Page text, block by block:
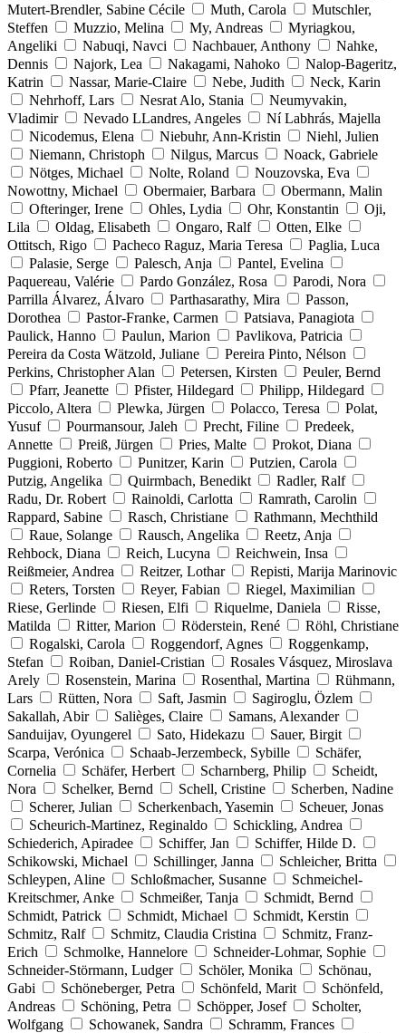
Mutert-Brendler, Sabine Cécile
Muth, Carola
Mutschler,
Steffen
Muzzio, Melina My, Andreas
Myriagkou,
Angeliki
Nabuqi, Navci Nachbauer, Anthony
Nahke,
Dennis
Najork, Lea Nakagami, Nahoko
Nalop-Bageritz,
Katrin
Nassar, Marie-Claire Nebe, Judith
Neck, Karin
Nehrhoff, Lars
Nesrat Alo, Stania
Neumyvakin,
Vladimir
Nevado LLandres, Angeles
Ní Labhrás, Majella
Nicodemus, Elena
Niebuhr, Ann-Kristin
Niehl, Julien
Niemann, Christoph
Nilgus, Marcus
Noack, Gabriele
Nötges, Michael
Nolte, Roland
Nouzovska, Eva
Nowottny, Michael
Obermaier, Barbara
Obermann, Malin
Ofteringer, Irene
Ohles, Lydia Ohr, Konstantin
Oji,
Lila
Oldag, Elisabeth Ongaro, Ralf
Otten, Elke
Ottitsch, Rigo
Pacheco Raguz, Maria Teresa
Paglia, Luca
Palasie, Serge
Palesch, Anja
Pantel, Evelina
Paquereau, Valérie
Pardo González, Rosa
Parodi, Nora
Parrilla Álvarez, Álvaro
Parthasarathy, Mira
Passon,
Dorothea
Pastor-Franke, Carmen
Patsiava, Panagiota
Paulick, Hanno
Paulun, Marion
Pavlikova, Patricia
Pereira da Costa Wätzold, Juliane
Pereira Pinto, Nélson
Perkins, Christopher Alan
Petersen, Kirsten
Peuler, Bernd
Pfarr, Jeanette
Pfister, Hildegard
Philipp, Hildegard
Piccolo, Altera
Plewka, Jürgen Polacco, Teresa
Polat,
Yusuf
Pourmansour, Jaleh Precht, Filine
Predeek,
Annette
Preiß, Jürgen Pries, Malte
Prokot, Diana
Puggioni, Roberto
Punitzer, Karin
Putzien, Carola
Putzig, Angelika
Quirmbach, Benedikt
Radler, Ralf
Radu, Dr. Robert
Rainoldi, Carlotta
Ramrath, Carolin
Rappard, Sabine
Rasch, Christiane
Rathmann, Mechthild
Raue, Solange
Rausch, Angelika
Reetz, Anja
Rehbock, Diana
Reich, Lucyna
Reichwein, Insa
Reißmeier, Andrea
Reitzer, Lothar
Repisti, Marija Marinovic
Reters, Torsten
Reyer, Fabian
Riegel, Maximilian
Riese, Gerlinde
Riesen, Elfi Riquelme, Daniela
Risse,
Matilda
Ritter, Marion Röderstein, René
Röhl, Christiane
Rogalski, Carola
Roggendorf, Agnes
Roggenkamp,
Stefan
Roiban, Daniel-Cristian
Rosales Vásquez, Miroslava
Arely
Rosenstein, Marina Rosenthal, Martina
Rühmann,
Lars
Rütten, Nora Saft, Jasmin
Sagiroglu, Özlem
Sakallah, Abir
Salièges, Claire
Samans, Alexander
Sanduijav, Oyungerel
Sato, Hidekazu
Sauer, Birgit
Scarpa, Verónica
Schaab-Jerzembeck, Sybille
Schäfer,
Cornelia
Schäfer, Herbert Scharnberg, Philip
Scheidt,
Nora
Schelker, Bernd Schell, Cristine
Scherben, Nadine
Scherer, Julian
Scherkenbach, Yasemin
Scheuer, Jonas
Scheurich-Martinez, Reginaldo
Schickling, Andrea
Schiederich, Apiradee
Schiffer, Jan
Schiffer, Hilde D.
Schikowski, Michael
Schillinger, Janna
Schleicher, Britta
Schleypen, Aline
Schloßmacher, Susanne
Schmeichel-
Kreitschmer, Anke
Schmeißer, Tanja
Schmidt, Bernd
Schmidt, Patrick
Schmidt, Michael
Schmidt, Kerstin
Schmitz, Ralf
Schmitz, Claudia Cristina
Schmitz, Franz-
Erich
Schmolke, Hannelore
Schneider-Lohmar, Sophie
Schneider-Störmann, Ludger
Schöler, Monika
Schönau,
Gabi
Schöneberger, Petra Schönfeld, Marit
Schönfeld,
Andreas
Schöning, Petra Schöpper, Josef
Scholter,
Wolfgang
Schowanek, Sandra
Schramm, Frances